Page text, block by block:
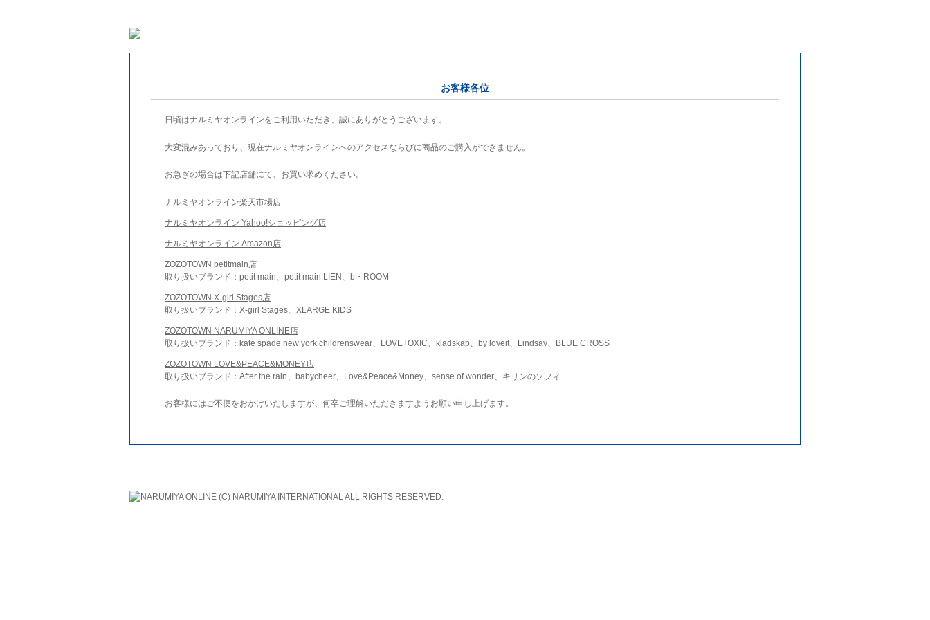
お客様各位
日頃はナルミヤオンラインをご利用いただき、誠にありがとうございます。
大変混みあっており、現在ナルミヤオンラインへのアクセスならびに商品のご購入ができません。
お急ぎの場合は下記店舗にて、お買い求めください。
ナルミヤオンライン楽天市場店
ナルミヤオンライン Yahoo!ショッピング店
ナルミヤオンライン Amazon店
ZOZOTOWN petitmain店
取り扱いブランド：petit main、petit main LIEN、b・ROOM
ZOZOTOWN X-girl Stages店
取り扱いブランド：X-girl Stages、XLARGE KIDS
ZOZOTOWN NARUMIYA ONLINE店
取り扱いブランド：kate spade new york childrenswear、LOVETOXIC、kladskap、by loveit、Lindsay、BLUE CROSS
ZOZOTOWN LOVE&PEACE&MONEY店
取り扱いブランド：After the rain、babycheer、Love&Peace&Money、sense of wonder、キリンのソフィ
お客様にはご不便をおかけいたしますが、何卒ご理解いただきますようお願い申し上げます。